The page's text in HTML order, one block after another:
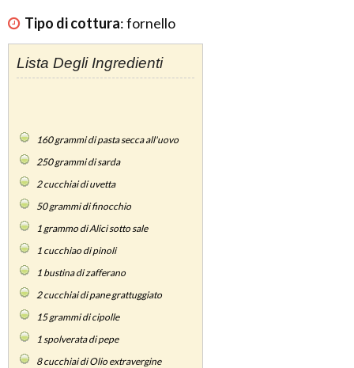
Tipo di cottura:fornello
Lista Degli Ingredienti
160grammi di pasta secca all'uovo
250grammi di sarda
2cucchiai di uvetta
50grammi di finocchio
1grammo di Alici sotto sale
1 cucchiao di pinoli
1 bustina di zafferano
2cucchiai di pane grattuggiato
15grammi di cipolle
1spolverata di pepe
8cucchiai di Olio extravergine